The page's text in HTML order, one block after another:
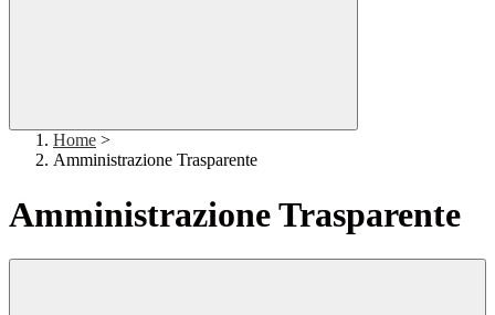
Home >
Amministrazione Trasparente
Amministrazione Trasparente